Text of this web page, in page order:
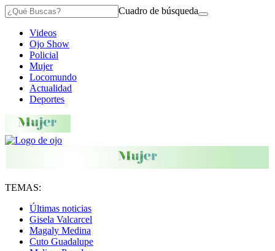
Cuadro de búsqueda
Videos
Ojo Show
Policial
Mujer
Locomundo
Actualidad
Deportes
TEMAS:
Últimas noticias
Gisela Valcarcel
Magaly Medina
Cuto Guadalupe